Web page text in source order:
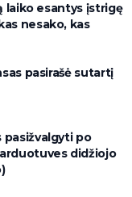
laiko esantys įstrigę
nesako, kas
pasirašė sutartį
pasižvalgyti po
didžiojo